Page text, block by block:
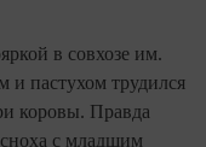
в совхозе им.
и пастухом трудился
коровы. Правда
сноха с младшим